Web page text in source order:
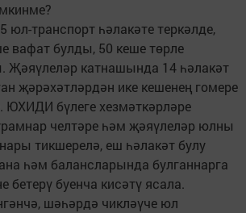
транспорт һәлакәте теркәлде,
вафат булды, 50 кеше төрле
Җәяүлеләр катнашында 14 һәлакәт
җәрәхәтләрдән ике кешенең гомере
ЮХИДИ бүлеге хезмәткәрләре
челтәре һәм җәяүлеләр юлны
тикшерелә, еш һәлакәт булу
һәм балансларында булганнарга
бетерү буенча кисәтү ясала.
шәһәрдә чикләүче юл